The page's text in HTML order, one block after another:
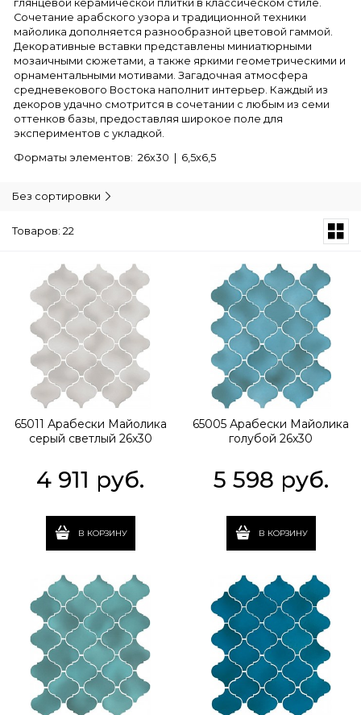
глянцевой керамической плитки в классическом стиле.
Сочетание арабского узора и традиционной техники
майолика дополняется разнообразной цветовой гаммой.
Декоративные вставки представлены миниатюрными
мозаичными сюжетами, а также яркими геометрическими и
орнаментальными мотивами. Загадочная атмосфера
средневекового Востока наполнит интерьер. Каждый из
декоров удачно смотрится в сочетании с любым из семи
оттенков базы, предоставляя широкое поле для
экспериментов с укладкой.
Форматы элементов: 26х30 | 6,5х6,5
Без сортировки
Товаров: 22
65011 Арабески Майолика
серый светлый 26х30
4 911 руб.
В КОРЗИНУ
65005 Арабески Майолика
голубой 26х30
5 598 руб.
В КОРЗИНУ